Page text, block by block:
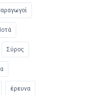
Σύρος
έρευνα